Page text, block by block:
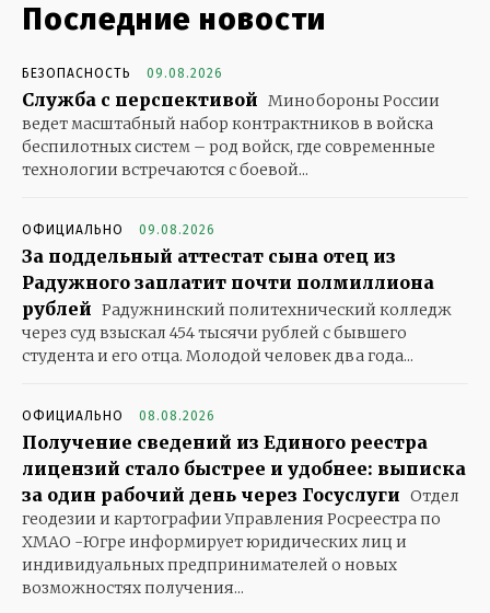
Последние новости
БЕЗОПАСНОСТЬ 09.08.2026
Служба с перспективой Минобороны России
ведет масштабный набор контрактников в войска
беспилотных систем – род войск, где современные
технологии встречаются с боевой...
ОФИЦИАЛЬНО 09.08.2026
За поддельный аттестат сына отец из
Радужного заплатит почти полмиллиона
рублей Радужнинский политехнический колледж
через суд взыскал 454 тысячи рублей с бывшего
студента и его отца. Молодой человек два года...
ОФИЦИАЛЬНО 08.08.2026
Получение сведений из Единого реестра
лицензий стало быстрее и удобнее: выписка
за один рабочий день через Госуслуги Отдел
геодезии и картографии Управления Росреестра по
ХМАО -Югре информирует юридических лиц и
индивидуальных предпринимателей о новых
возможностях получения...